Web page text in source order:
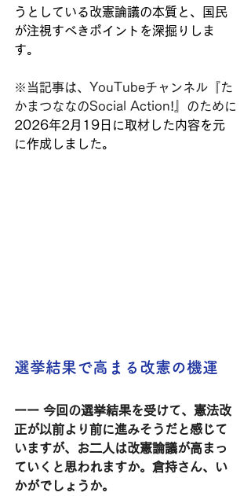
うとしている改憲論議の本質と、国民
が注視すべきポイントを深掘りしま
す。
※当記事は、YouTubeチャンネル『た
かまつななのSocial Action!』のために
2026年2月19日に取材した内容を元
に作成しました。
選挙結果で高まる改憲の機運
ーー 今回の選挙結果を受けて、憲法改
正が以前より前に進みそうだと感じて
いますが、お二人は改憲論議が高まっ
ていくと思われますか。倉持さん、い
かがでしょうか。